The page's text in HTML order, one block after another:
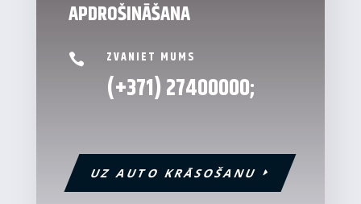
APDROŠINĀŠANA
 ZVANIET MUMS
(+371)27400000;
UZ AUTO KRĀSOŠANU